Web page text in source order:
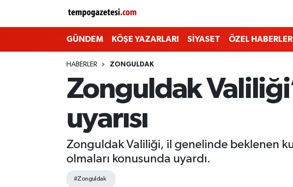
GÜNDEM KÖŞE YAZARLARI SİYASET ÖZEL HABERLER
HABERLER ZONGULDAK
Zonguldak
uyarısı
Zonguldak Valiliği, il genelinde beklenen
olmaları konusunda uyardı.
#Zonguldak
Zonguldak Nöbetçi Eczaneler
Zonguldak Hava Durumu
Zonguldak Namaz Vakitleri
Zonguldak Trafik Yoğunluk Haritası
Tüm Manşetler